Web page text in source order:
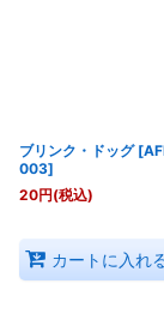
ブリンク・ドッグ [
003]
20円(税込)
カートに入れ